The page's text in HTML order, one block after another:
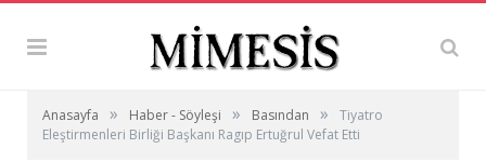
Anasayfa » Haber - Söyleşi » Basından »
Tiyatro
Eleştirmenleri Birliği Başkanı Ragıp Ertuğrul Vefat Etti